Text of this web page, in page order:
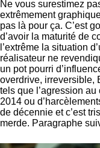
Ne vous surestimez
extrêmement
pas là pour ça. C’est
d’avoir la maturité de
l’extrême la situation
réalisateur ne
un pot pourri
overdrive, irreversible,
tels que l’agression
2014 ou
de décennie et c’est
merde. Paragraphe